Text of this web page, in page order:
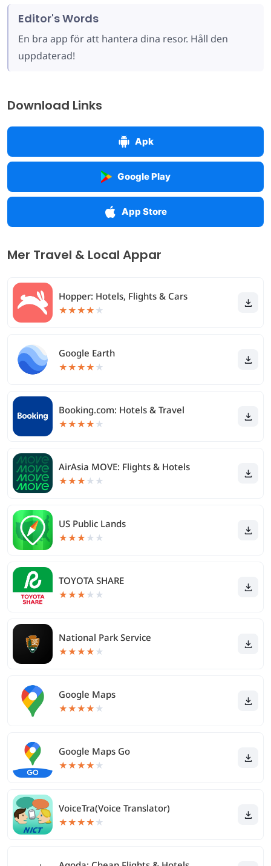
Editor's Words
En bra app för att hantera dina resor. Håll den
uppdaterad!
Download Links
Apk
Google Play
App Store
Mer Travel & Local Appar
Hopper: Hotels, Flights & Cars
★★★★ ★
Google Earth
★★★★ ★
Booking.com: Hotels & Travel
★★★★ ★
AirAsia MOVE: Flights & Hotels
★★★ ★ ★
US Public Lands
★★★ ★ ★
TOYOTA SHARE
★★★ ★ ★
National Park Service
★★★★ ★
Google Maps
★★★★ ★
Google Maps Go
★★★★ ★
VoiceTra(Voice Translator)
★★★★ ★